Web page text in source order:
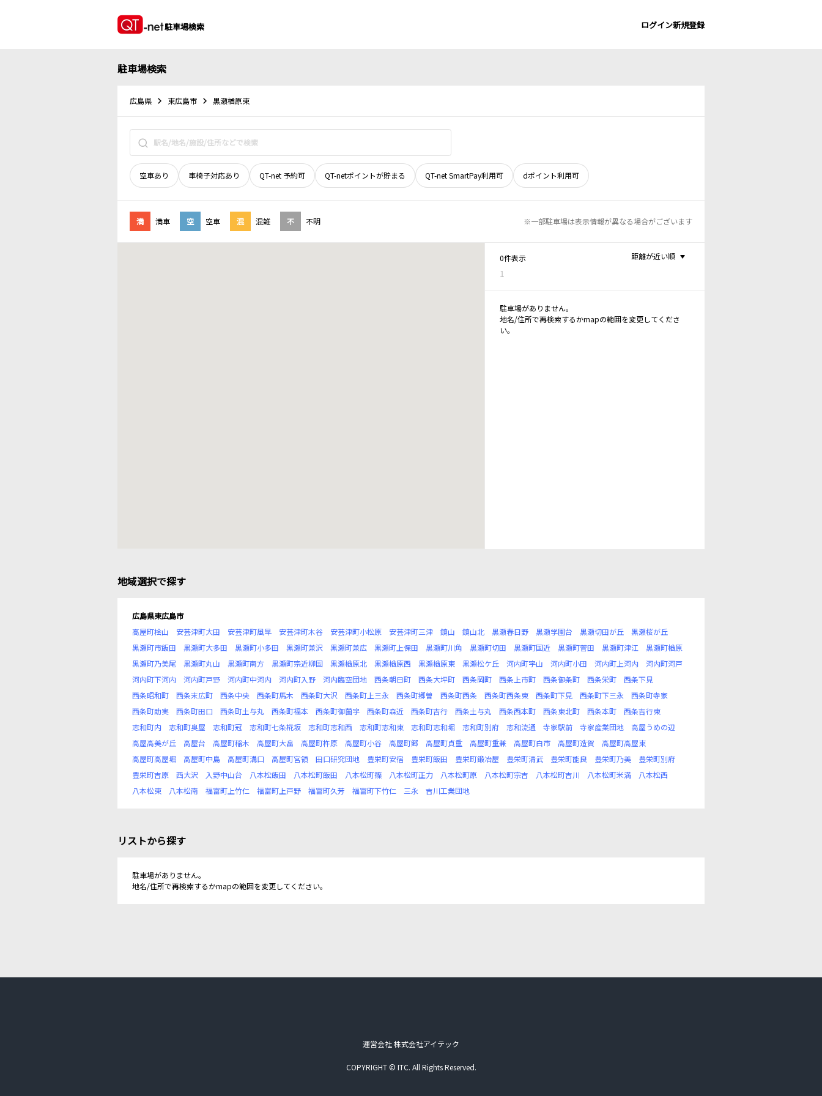
駐車場検索 ログイン新規登録
駐車場検索
広島県 東広島市 黒瀬楢原東
空車あり 車椅子対応あり QT-net 予約可 QT-netポイントが貯まる QT-net SmartPay利用可 dポイント利用可
満 満車 空 空車 混 混雑 不 不明 ※一部駐車場は表示情報が異なる場合がございます
0件表示
1
距離が近い順
駐車場がありません。
地名/住所で再検索するかmapの範囲を変更してくださ
い。
地域選択で探す
広島県東広島市
高屋町桧山
安芸津町大田 安芸津町風早 安芸津町木谷 安芸津町小松原 安芸津町三津 鏡山 鏡山北 黒瀬春日野 黒瀬学園台 黒瀬切田が丘
黒瀬桜が丘
黒瀬町市飯田
黒瀬町大多田 黒瀬町小多田 黒瀬町兼沢 黒瀬町兼広 黒瀬町上保田 黒瀬町川角 黒瀬町切田 黒瀬町国近 黒瀬町菅田 黒瀬町津江
黒瀬町楢原
黒瀬町乃美尾
黒瀬町丸山 黒瀬町南方 黒瀬町宗近柳国 黒瀬楢原北 黒瀬楢原西 黒瀬楢原東 黒瀬松ケ丘 河内町宇山 河内町小田 河内町上河内
河内町河戸
河内町下河内
河内町戸野 河内町中河内 河内町入野 河内臨空団地 西条朝日町 西条大坪町 西条岡町 西条上市町 西条御条町 西条栄町
西条下見
西条昭和町
西条末広町 西条中央 西条町馬木 西条町大沢 西条町上三永 西条町郷曽 西条町西条 西条町西条東 西条町下見 西条町下三永
西条町寺家
西条町助実
西条町田口 西条町土与丸 西条町福本 西条町御薗宇 西条町森近 西条町吉行 西条土与丸 西条西本町 西条東北町 西条本町
西条吉行東
志和町内
志和町奥屋 志和町冠 志和町七条椛坂 志和町志和西 志和町志和東 志和町志和堀 志和町別府 志和流通 寺家駅前 寺家産業団地
高屋うめの辺
高屋高美が丘
高屋台 高屋町稲木 高屋町大畠 高屋町杵原 高屋町小谷 高屋町郷 高屋町貞重 高屋町重兼 高屋町白市 高屋町造賀
高屋町高屋東
高屋町高屋堀
高屋町中島 高屋町溝口 高屋町宮領 田口研究団地 豊栄町安宿 豊栄町飯田 豊栄町鍛冶屋 豊栄町清武 豊栄町能良 豊栄町乃美
豊栄町別府
豊栄町吉原
西大沢 入野中山台 八本松飯田 八本松町飯田 八本松町篠 八本松町正力 八本松町原 八本松町宗吉 八本松町吉川 八本松町米満
八本松西
八本松東
八本松南 福富町上竹仁 福富町上戸野 福富町久芳 福富町下竹仁 三永 吉川工業団地
リストから探す
駐車場がありません。
地名/住所で再検索するかmapの範囲を変更してください。
運営会社 株式会社アイテック
COPYRIGHT © ITC. All Rights Reserved.